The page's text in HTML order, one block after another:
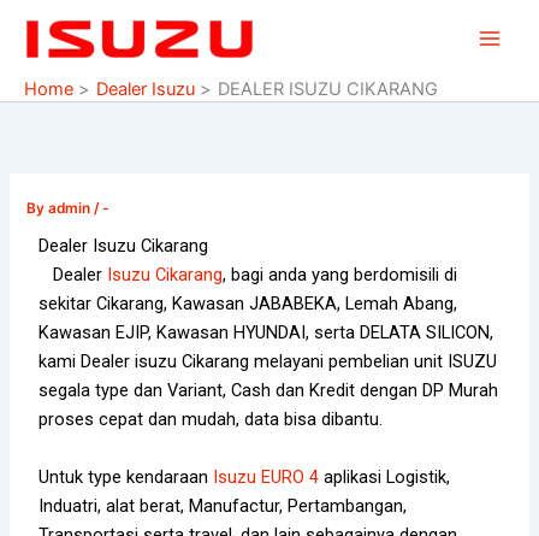
Home
Dealer Isuzu DEALER ISUZU CIKARANG
Byadmin /-
Dealer Isuzu Cikarang
Dealer Isuzu Cikarang, bagi anda yang berdomisili di
sekitar Cikarang, Kawasan JABABEKA, Lemah Abang,
Kawasan EJIP, Kawasan HYUNDAI, serta DELATA SILICON,
kami Dealer isuzu Cikarang melayani pembelian unit ISUZU
segala type dan Variant, Cash dan Kredit dengan DP Murah
proses cepat dan mudah, data bisa dibantu.
Untuk type kendaraan Isuzu EURO 4 aplikasi Logistik,
Induatri, alat berat, Manufactur, Pertambangan,